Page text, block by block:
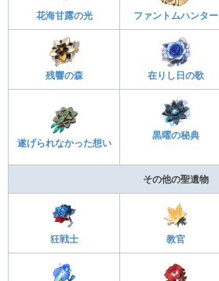
花海甘露の光 ファントムハンター
残響の森 在りし日の歌
遂げられなかった想い
黒曜の秘典
その他の聖遺物
狂戦士 教官